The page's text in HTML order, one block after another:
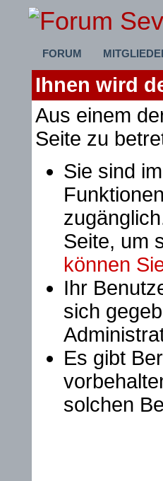
FORUM
Ihnen wird
Aus einem
Seite zu
Sie sind
Seite, um
können
Ihr
sich
Es gibt
solchen